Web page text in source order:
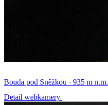
Bouda pod Sněžkou - 935 m n.m.
Detail webkamery